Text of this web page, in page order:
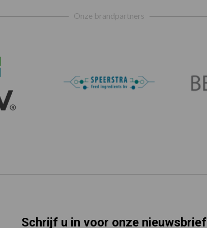
Onze brandpartners
Schrijf u in voor onze nieuwsbrief